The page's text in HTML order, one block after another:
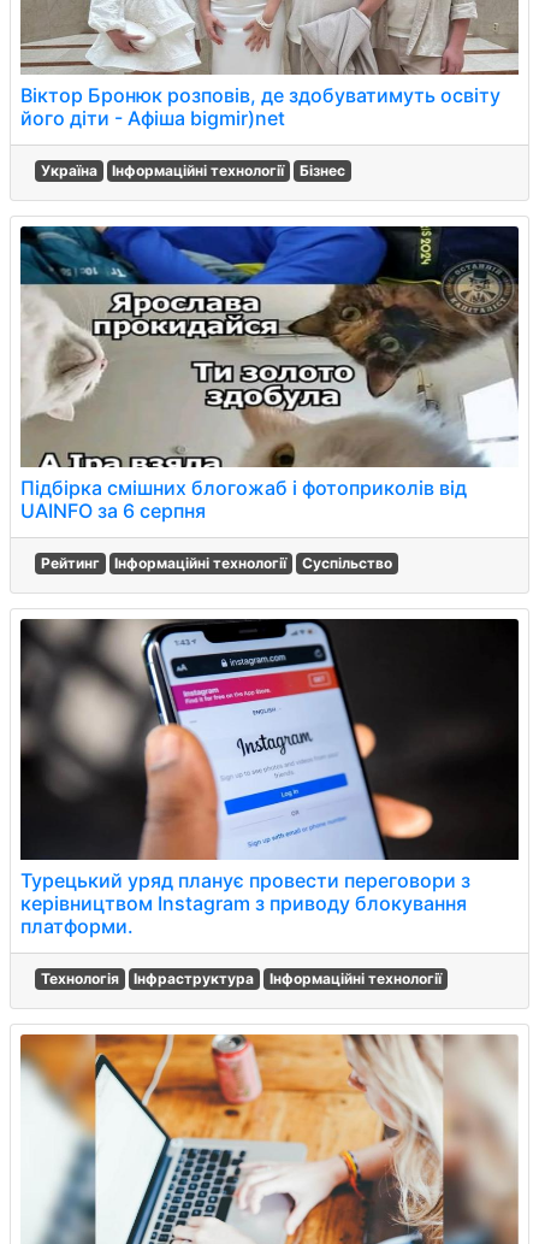
Віктор Бронюк розповів, де здобуватимуть освіту
його діти - Афіша bigmir)net
Україна Інформаційні технології Бізнес
Підбірка смішних блогожаб і фотоприколів від
UAINFO за 6 серпня
Рейтинг Інформаційні технології Суспільство
Турецький уряд планує провести переговори з
керівництвом Instagram з приводу блокування
платформи.
Технологія Інфраструктура Інформаційні технології